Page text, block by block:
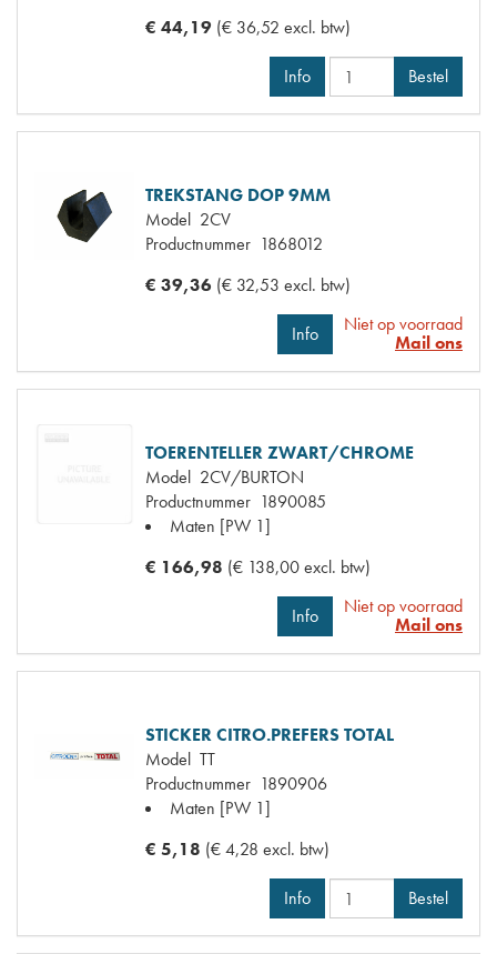
€ 44,19 (€ 36,52 excl. btw)
Info Bestel
TREKSTANG DOP 9MM
Model 2CV
Productnummer 1868012
€ 39,36 (€ 32,53 excl. btw)
Info
Niet op voorraad
Mail ons
TOERENTELLER ZWART/CHROME
Model 2CV/BURTON
Productnummer 1890085
Maten [PW 1]
€ 166,98 (€ 138,00 excl. btw)
Info
Niet op voorraad
Mail ons
STICKER CITRO.PREFERS TOTAL
Model TT
Productnummer 1890906
Maten [PW 1]
€ 5,18 (€ 4,28 excl. btw)
Info Bestel